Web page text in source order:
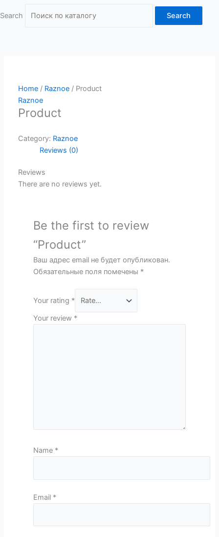
Search Search
Home / Raznoe / Product
Raznoe
Product
Category: Raznoe
Reviews (0)
Reviews
There are no reviews yet.
Be the first to review
“Product”
Ваш адрес email не будет опубликован.
Обязательные поля помечены *
Your rating *
Your review *
Name *
Email *